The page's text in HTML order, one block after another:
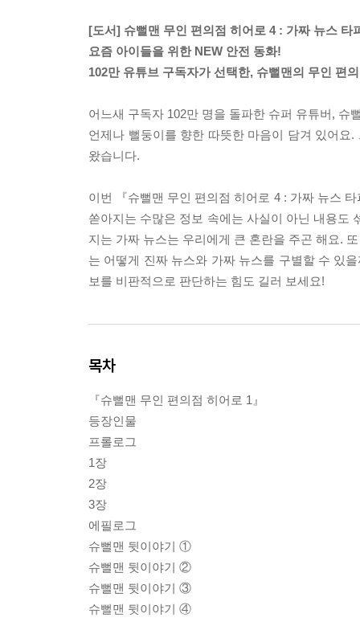
[도서] 슈뻘맨 무인 편의점 히어로 4 : 가짜 뉴스 타
요즘 아이들을 위한 NEW 안전 동화!
102만 유튜브 구독자가 선택한, 슈뻘맨의 무인 편
어느새 구독자 102만 명을 돌파한 슈퍼 유튜버,
언제나 뻘둥이를 향한 따뜻한 마음이 담겨 있어
왔습니다.
이번 『슈뻘맨 무인 편의점 히어로 4 : 가짜 뉴스
쏟아지는 수많은 정보 속에는 사실이 아닌 내용도
지는 가짜 뉴스는 우리에게 큰 혼란을 주곤 해요.
는 어떻게 진짜 뉴스와 가짜 뉴스를 구별할 수 있
보를 비판적으로 판단하는 힘도 길러 보세요!
목차
『슈뻘맨 무인 편의점 히어로 1』
등장인물
프롤로그
1장
2장
3장
에필로그
슈뻘맨 뒷이야기 ①
슈뻘맨 뒷이야기 ②
슈뻘맨 뒷이야기 ③
슈뻘맨 뒷이야기 ④